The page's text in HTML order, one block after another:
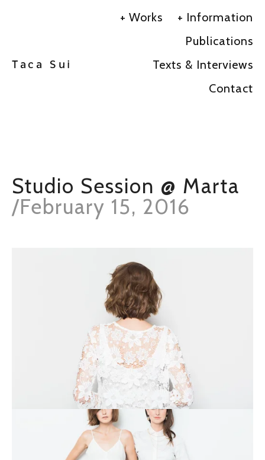
Taca Sui
Works
Information
Publications
Texts & Interviews
Contact
Studio Session @ Marta
/February 15, 2016